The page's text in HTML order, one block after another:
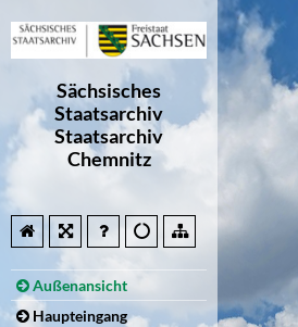
Sächsisches
Staatsarchiv
Staatsarchiv
Chemnitz
Außenansicht
Haupteingang